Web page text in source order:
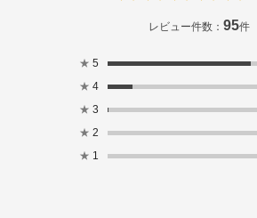
レビュー件数： 95件
★ 5
★ 4
★ 3
★ 2
★ 1